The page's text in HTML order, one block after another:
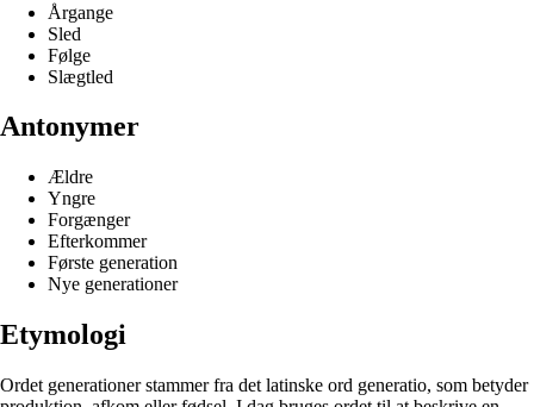
Årgange
Sled
Følge
Slægtled
Antonymer
Ældre
Yngre
Forgænger
Efterkommer
Første generation
Nye generationer
Etymologi
Ordet generationer stammer fra det latinske ord generatio, som betyder